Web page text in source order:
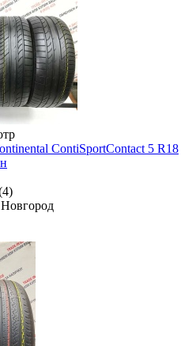
ContiSportContact 5 R18